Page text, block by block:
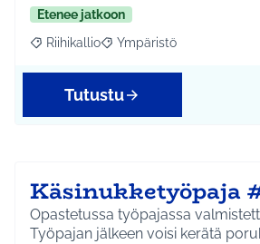
Etenee jatkoon
Rajaa tulokset aihepiirin mukaan:
Riihikallio Rajaa tulokset teeman
Ympäristö
Tutustu
Käsinukketyöpaja
Opastetussa työpajassa
Työpajan jälkeen voisi kerätä